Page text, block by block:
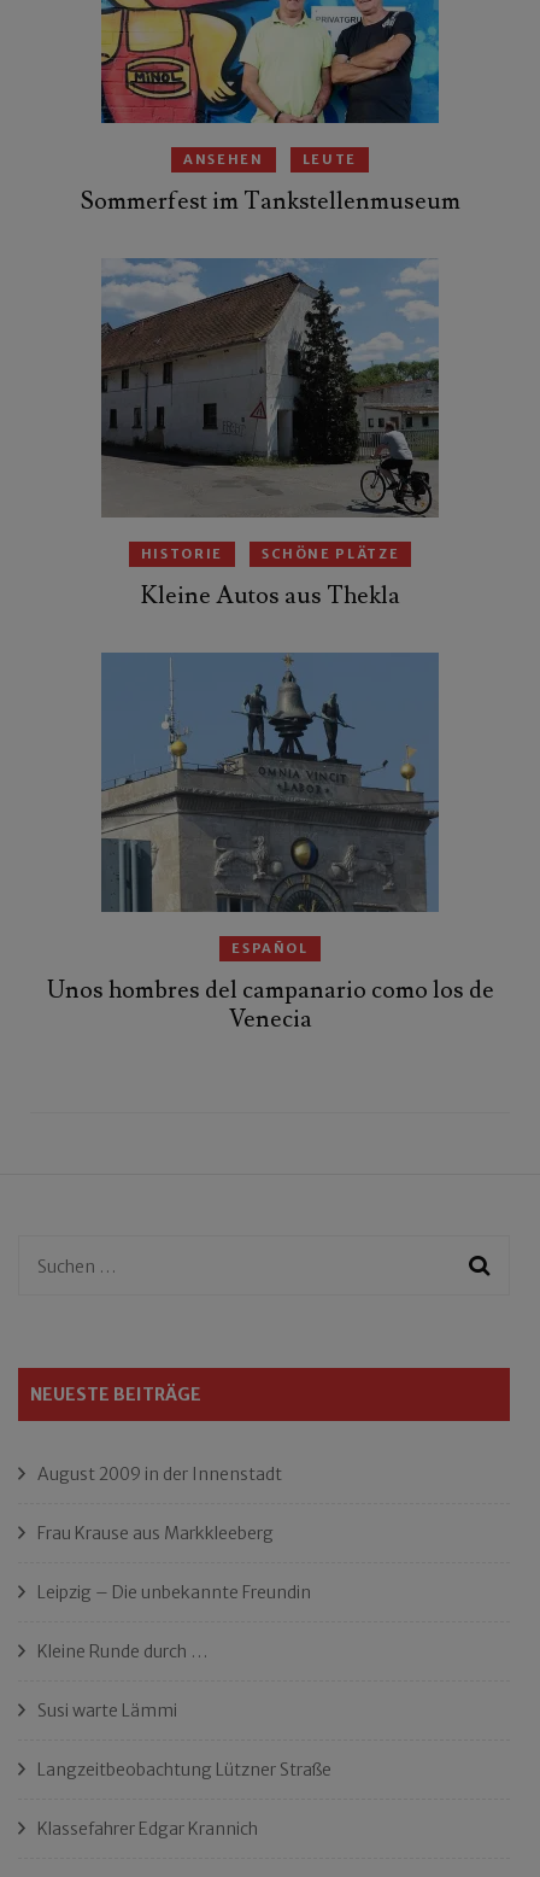
ANSEHEN LEUTE
Sommerfest im Tankstellenmuseum
HISTORIE SCHÖNE PLÄTZE
Kleine Autos aus Thekla
ESPAÑOL
Unos hombres del campanario como los de
Venecia
Suchen
NEUESTE BEITRÄGE
August 2009 in der Innenstadt
Frau Krause aus Markkleeberg
Leipzig – Die unbekannte Freundin
Kleine Runde durch …
Susi warte Lämmi
Langzeitbeobachtung Lützner Straße
Klassefahrer Edgar Krannich